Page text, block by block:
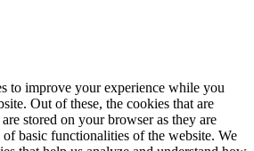
to improve your experience while you
Out of these, the cookies that are
stored on your browser as they are
basic functionalities of the website. We